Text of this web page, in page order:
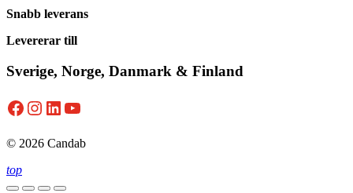
Snabb leverans
Levererar till
Sverige, Norge, Danmark & Finland
Facebook
Instagram
LinkedIn
YouTube
© 2026 Candab
top